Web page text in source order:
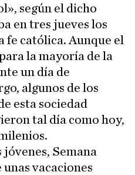
según el dicho
en tres jueves los
fe católica. Aunque el
la mayoría de la
un día de
algunos de los
esta sociedad
tal día como hoy,
Semana
vacaciones